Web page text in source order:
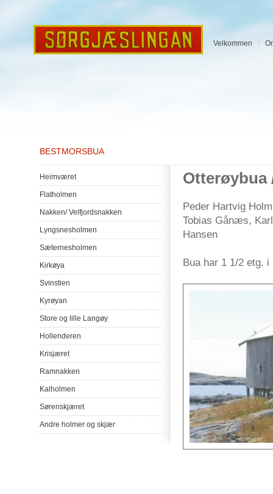
Velkommen
BESTMORSBUA
Heimværet
Flatholmen
Nakken/Velfjordsnakken
Lyngsnesholmen
Sæternesholmen
Kirkøya
Svinstien
Kyrøyan
Store og lille Langøy
Hollenderen
Krisjæret
Ramnakken
Kalholmen
Sørenskjæret
Andre holmer og skjær
Otterøybua
Peder Hartvig
Tobias Gånæs,
Hansen
Bua har 1 1/2 etg.